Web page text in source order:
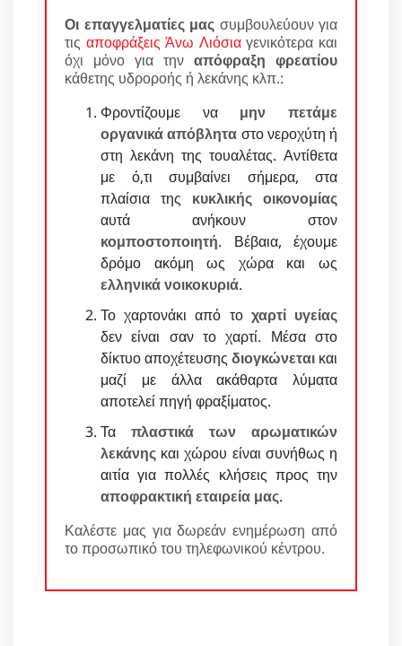
Οι επαγγελματίες μας συμβουλεύουν για
τις αποφράξεις Άνω Λιόσιαγενικότερα και
όχι μόνο για την απόφραξη φρεατίου
κάθετης υδροροής ή λεκάνης κλπ.:
Φροντίζουμε να μην πετάμε
οργανικά απόβλητα στο νεροχύτη ή
στη λεκάνη της τουαλέτας. Αντίθετα
με ό,τι συμβαίνει σήμερα, στα
πλαίσια της κυκλικής οικονομίας
αυτά ανήκουν στον
κομποστοποιητή. Βέβαια, έχουμε
δρόμο ακόμη ως χώρα και ως
ελληνικά νοικοκυριά.
Το χαρτονάκι από το χαρτί υγείας
δεν είναι σαν το χαρτί. Μέσα στο
δίκτυο αποχέτευσης διογκώνεται και
μαζί με άλλα ακάθαρτα λύματα
αποτελεί πηγή φραξίματος.
Τα πλαστικά των αρωματικών
λεκάνης και χώρου είναι συνήθως η
αιτία για πολλές κλήσεις προς την
αποφρακτική εταιρεία μας.
Καλέστε μας για δωρεάν ενημέρωση από
το προσωπικό του τηλεφωνικού κέντρου.